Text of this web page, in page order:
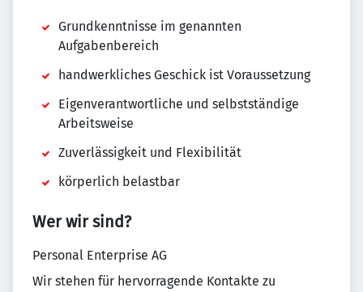
Grundkenntnisse im genannten
Aufgabenbereich
handwerkliches Geschick ist Voraussetzung
Eigenverantwortliche und selbstständige
Arbeitsweise
Zuverlässigkeit und Flexibilität
körperlich belastbar
Wer wir sind?
Personal Enterprise AG
Wir stehen für hervorragende Kontakte zu